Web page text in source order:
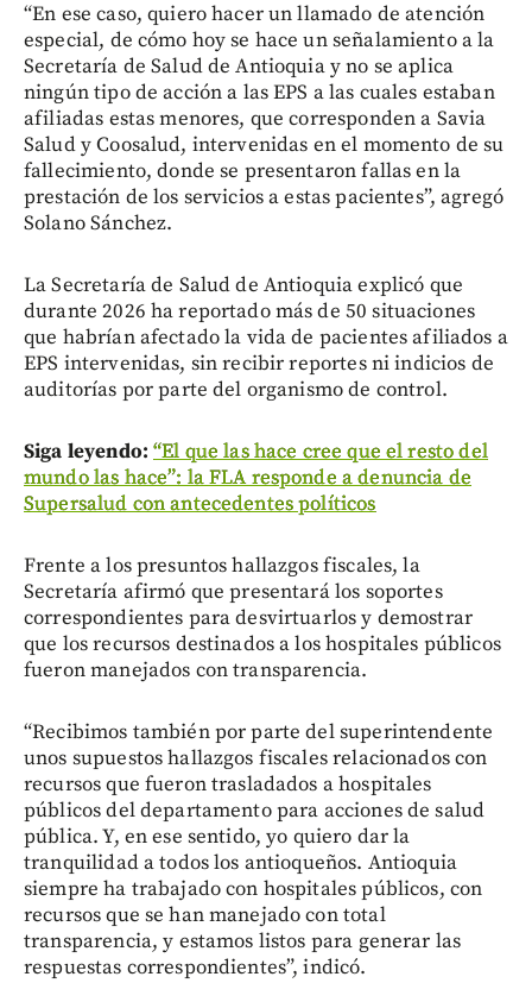
“En ese caso, quiero hacer un llamado de atención
especial, de cómo hoy se hace un señalamiento a la
Secretaría de Salud de Antioquia y no se aplica
ningún tipo de acción a las EPS a las cuales estaban
afiliadas estas menores, que corresponden a Savia
Salud y Coosalud, intervenidas en el momento de su
fallecimiento, donde se presentaron fallas en la
prestación de los servicios a estas pacientes”, agregó
Solano Sánchez.
La Secretaría de Salud de Antioquia explicó que
durante 2026 ha reportado más de 50 situaciones
que habrían afectado la vida de pacientes afiliados a
EPS intervenidas, sin recibir reportes ni indicios de
auditorías por parte del organismo de control.
Siga leyendo: “El que las hace cree que el resto del
mundo las hace”: la FLA responde a denuncia de
Supersalud con antecedentes políticos
Frente a los presuntos hallazgos fiscales, la
Secretaría afirmó que presentará los soportes
correspondientes para desvirtuarlos y demostrar
que los recursos destinados a los hospitales públicos
fueron manejados con transparencia.
“Recibimos también por parte del superintendente
unos supuestos hallazgos fiscales relacionados con
recursos que fueron trasladados a hospitales
públicos del departamento para acciones de salud
pública. Y, en ese sentido, yo quiero dar la
tranquilidad a todos los antioqueños. Antioquia
siempre ha trabajado con hospitales públicos, con
recursos que se han manejado con total
transparencia, y estamos listos para generar las
respuestas correspondientes”, indicó.